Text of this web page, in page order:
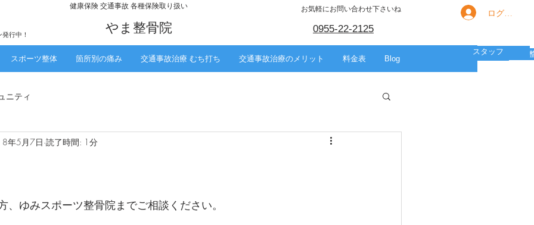
行中！
​健康保険 交通事故 各種保険取り扱い
​やま整骨院
お気軽にお問い合わせ下さいね
0955-22-2125
ログイン
スポーツ整体 箇所別の痛み 交通事故治療 むち打ち 交通事故治療のメリット 料金表 Blog
スポーツ
美容整体
箇所別の痛み
HOME
スタッフ
ニティ
年5月7日 読了時間: 1分
、ゆみスポーツ整骨院までご相談ください。